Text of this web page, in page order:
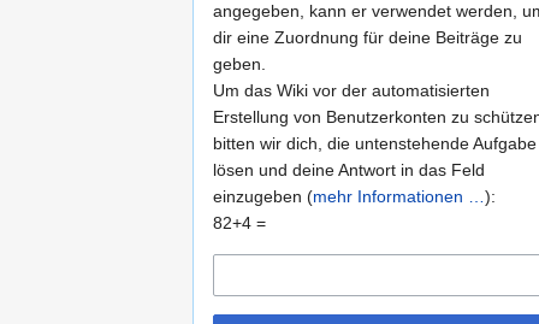
angegeben, kann er verwendet werden,
dir eine Zuordnung für deine Beiträge zu
geben.
Um das Wiki vor der automatisierten
Erstellung von Benutzerkonten zu
bitten wir dich, die untenstehende
lösen und deine Antwort in das Feld
einzugeben (mehr Informationen …):
82+4 =